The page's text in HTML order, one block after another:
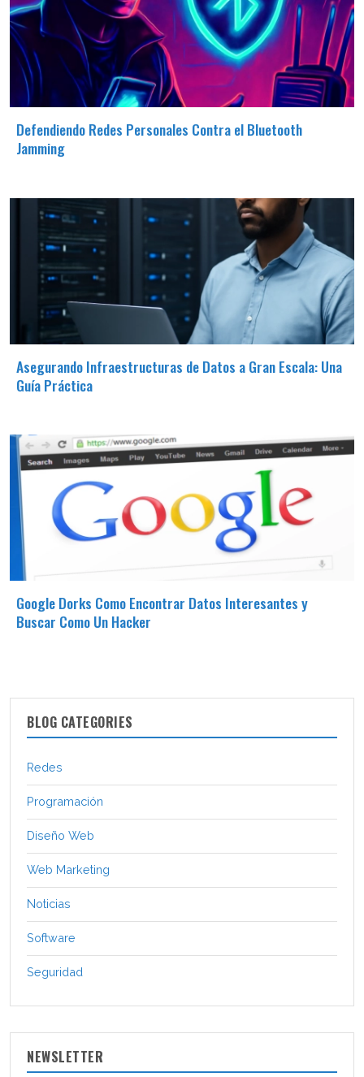
Defendiendo Redes Personales Contra el Bluetooth
Jamming
Asegurando Infraestructuras de Datos a Gran Escala: Una
Guía Práctica
Google Dorks Como Encontrar Datos Interesantes y
Buscar Como Un Hacker
BLOG CATEGORIES
Redes
Programación
Diseño Web
Web Marketing
Noticias
Software
Seguridad
NEWSLETTER